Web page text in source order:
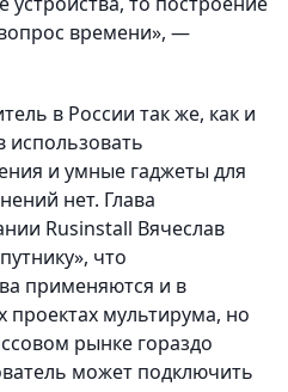
времени», —
в России так же, как и
использовать
и умные гаджеты для
нет. Глава
Rusinstall Вячеслав
что
применяются и в
мультирума, но
рынке гораздо
может подключить